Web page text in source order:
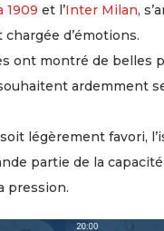
1909 et l’Inter Milan,
d’émotions.
ont montré de belles
ardemment
légèrement favori,
partie de la
pression.